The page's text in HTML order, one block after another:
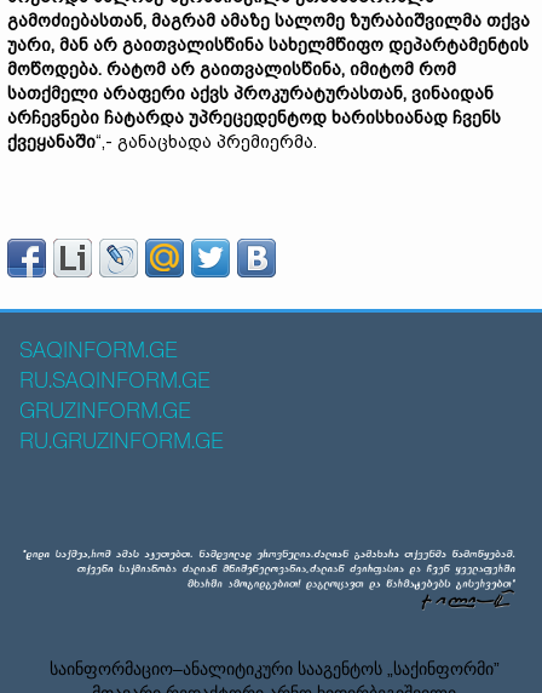
გამოძიებასთან, მაგრამ ამაზე სალომე ზურაბიშვილმა თქვა
უარი, მან არ გაითვალისწინა სახელმწიფო დეპარტამენტის
მოწოდება. რატომ არ გაითვალისწინა, იმიტომ რომ
სათქმელი არაფერი აქვს პროკურატურასთან, ვინაიდან
არჩევნები ჩატარდა უპრეცედენტოდ ხარისხიანად ჩვენს
ქვეყანაში“,- განაცხადა პრემიერმა.
SAQINFORM.GE
RU.SAQINFORM.GE
GRUZINFORM.GE
RU.GRUZINFORM.GE
საინფორმაციო–ანალიტიკური სააგენტოს „საქინფორმი”